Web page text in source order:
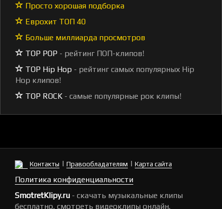
Просто хорошая подборка
Еврохит ТОП 40
Больше миллиарда просмотров
TOP POP - рейтинг ПОП-клипов!
TOP Hip Hop - рейтинг самых популярных Hip
Hop клипов!
TOP ROCK - самые популярные рок клипы!
Контакты | Правообладателям | Карта сайта
Политика конфиденциальности
SmotretKlipy.ru - скачать музыкальные клипы
бесплатно, смотреть видеоклипы онлайн.